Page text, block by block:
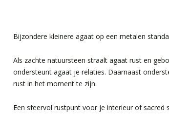
Bijzondere kleinere agaat op een metalen
Als zachte natuursteen straalt agaat rust en
ondersteunt agaat je relaties. Daarnaast
rust in het moment te zijn.
Een sfeervol rustpunt voor je interieur of sacred